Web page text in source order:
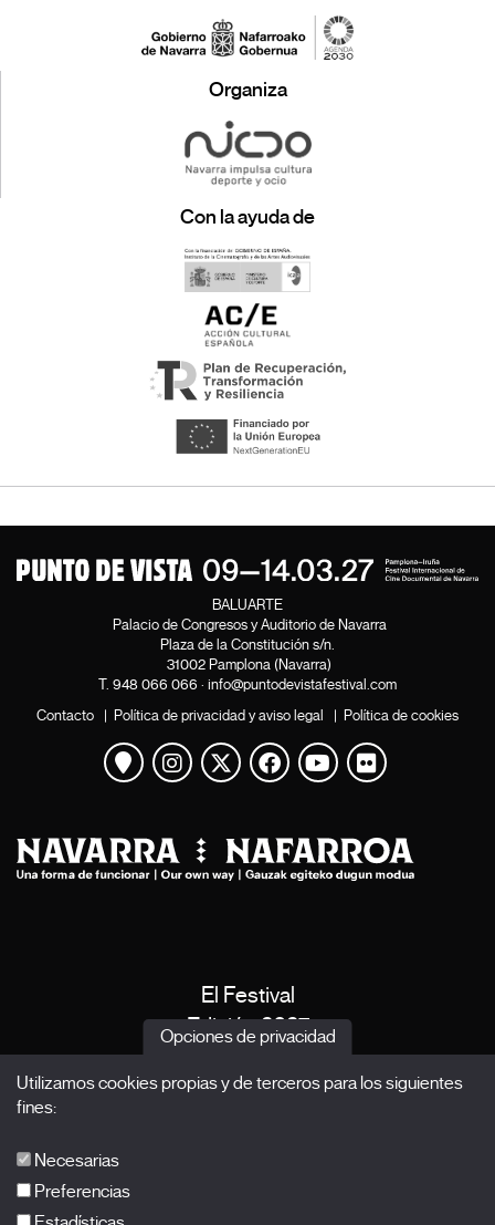
Organiza
Con la ayuda de
BALUARTE
Palacio de Congresos y Auditorio de Navarra
Plaza de la Constitución s/n.
31002 Pamplona (Navarra)
T. 948 066 066 · info@puntodevistafestival.com
Contacto | Política de privacidad y aviso legal | Política de cookies
Ver mapa
Instagram
Twitter
Facebook
Youtube
Flickr
El Festival
Edición 2027
Acreditaciones
Opciones de privacidad
Utilizamos cookies propias y de terceros para los siguientes
fines:
Necesarias
Preferencias